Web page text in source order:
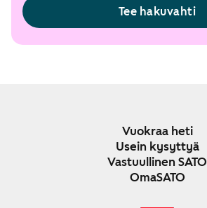
Tee hakuvahti
Vuokraa heti
Usein kysyttyä
Vastuullinen SATO
OmaSATO